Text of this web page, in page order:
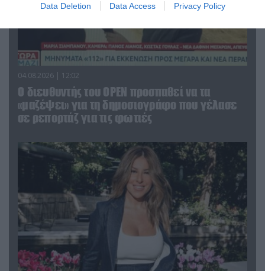
Data Deletion Data Access Privacy Policy
04.08.2026 | 12:02
O διευθυντής του OPEN προσπαθεί να τα
«μαζέψει» για τη δημοσιογράφο που γέλασε
σε ρεπορτάζ για τις φωτιές